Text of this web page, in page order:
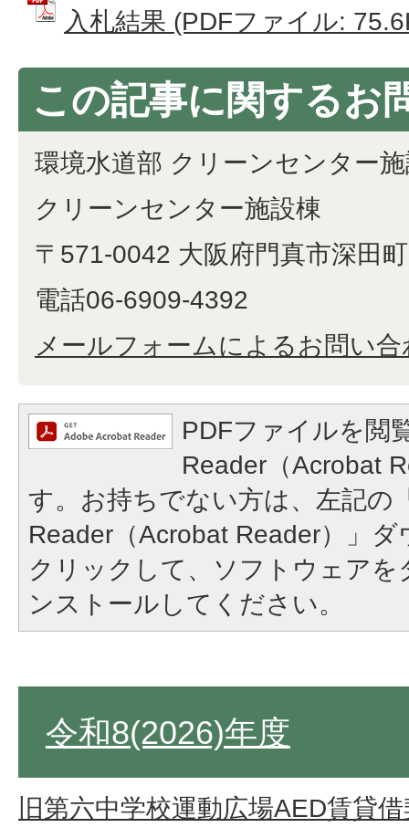
入札結果 (PDFファイル:
この記事に関するお
環境水道部 クリーンセンター
クリーンセンター施設棟
〒571-0042 大阪府門真市深田
電話06-6909-4392
メールフォームによるお問い合
PDFファイルを閲
Reader（Acrobat
す。お持ちでない方は、左記の
Reader（Acrobat Reader）」
クリックして、ソフトウェア
ンストールしてください。
令和8(2026)年度
旧第六中学校運動広場AED賃貸